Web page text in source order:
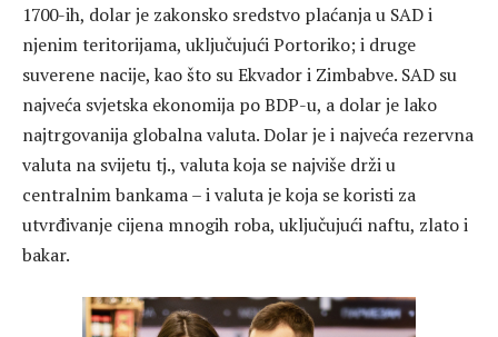
1700-ih, dolar je zakonsko sredstvo plaćanja u SAD i
njenim teritorijama, uključujući Portoriko; i druge
suverene nacije, kao što su Ekvador i Zimbabve. SAD su
najveća svjetska ekonomija po BDP-u, a dolar je lako
najtrgovanija globalna valuta. Dolar je i najveća rezervna
valuta na svijetu tj., valuta koja se najviše drži u
centralnim bankama – i valuta je koja se koristi za
utvrđivanje cijena mnogih roba, uključujući naftu, zlato i
bakar.